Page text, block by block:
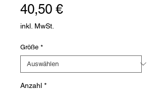
40,50 €Preis
inkl. MwSt.
Größe *
Anzahl *